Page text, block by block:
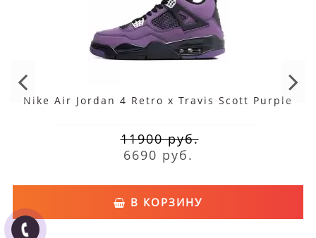
В магазине подготовлено два типа гарантии: 14 дней, если не
устраивает размер или расцветка, и 365 дней в случае
обнаружения брака производственного характера. В первом
использования, сохранена коробка, этикетки и чек. Во втором
случае проводится экспертиза, и по ее результатам
принимается окончательное решение.
Как ухаживать за изделием
Nike Air Jordan 4 Retro x Travis Scott Purple
11900 руб.
6690 руб.
В КОРЗИНУ